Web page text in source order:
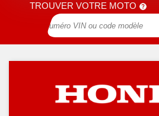
TROUVER VOTRE MOTO